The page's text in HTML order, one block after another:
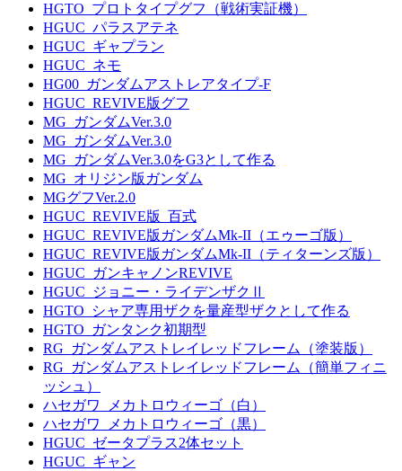
HGTO_プロトタイプグフ（戦術実証機）
HGUC_パラスアテネ
HGUC_ギャプラン
HGUC_ネモ
HG00_ガンダムアストレアタイプ-F
HGUC_REVIVE版グフ
MG_ガンダムVer.3.0
MG_ガンダムVer.3.0
MG_ガンダムVer.3.0をG3として作る
MG_オリジン版ガンダム
MGグフVer.2.0
HGUC_REVIVE版_百式
HGUC_REVIVE版ガンダムMk-II（エゥーゴ版）
HGUC_REVIVE版ガンダムMk-II（ティターンズ版）
HGUC_ガンキャノンREVIVE
HGUC_ジョニー・ライデンザクⅡ
HGTO_シャア専用ザクを量産型ザクとして作る
HGTO_ガンタンク初期型
RG_ガンダムアストレイレッドフレーム（塗装版）
RG_ガンダムアストレイレッドフレーム（簡単フィニ
ッシュ）
ハセガワ_メカトロウィーゴ（白）
ハセガワ_メカトロウィーゴ（黒）
HGUC_ゼータプラス2体セット
HGUC_ギャン